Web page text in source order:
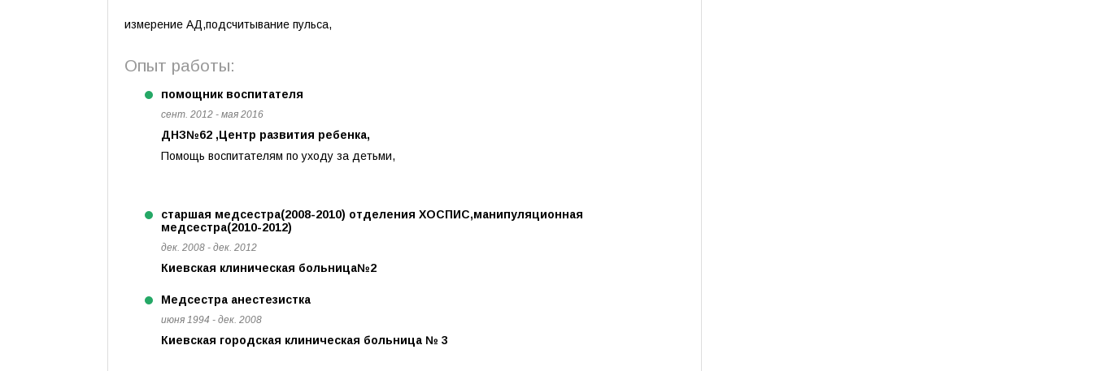
измерение АД,подсчитывание пульса,
Опыт работы:
помощник воспитателя
сент. 2012 - мая 2016
ДНЗ№62 ,Центр развития ребенка,
Помощь воспитателям по уходу за детьми,
старшая медсестра(2008-2010) отделения ХОСПИС,манипуляционная
медсестра(2010-2012)
дек. 2008 - дек. 2012
Киевская клиническая больница№2
Медсестра анестезистка
июня 1994 - дек. 2008
Киевская городская клиническая больница № 3